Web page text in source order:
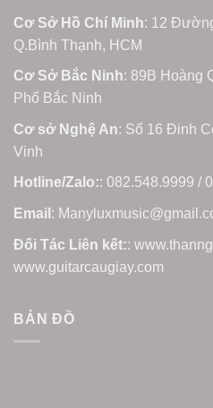
Cơ Sở Hồ Chí Minh: 12
Q.Bình Thạnh, HCM
Cơ Sở Bắc Ninh: 89B Hoàng
Phố Bắc Ninh
Cơ sở Nghệ An: Số 16 Đinh
Vinh
Hotline/Zalo:: 082.548.9999 /
Email :
Đối Tác Liên kết::
www.guitarcaugiay.com
BẢN ĐỒ